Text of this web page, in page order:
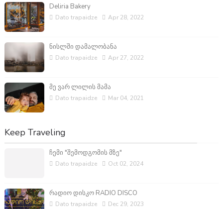
Deliria Bakery
Dato trapaidze Apr 28, 2022
ნისლში დამალობანა
Dato trapaidze Apr 27, 2022
მე ვარ ლილის მამა
Dato trapaidze Mar 04, 2021
Keep Traveling
ჩემი "შემოდგომის მზე"
Dato trapaidze Oct 02, 2024
რადიო დისკო RADIO DISCO
Dato trapaidze Dec 29, 2023